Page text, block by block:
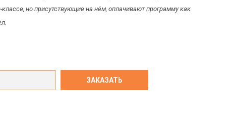
но присутствующие на нём, оплачивают программу как